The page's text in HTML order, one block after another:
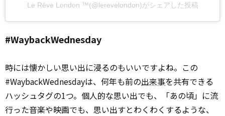
Le Rêve London ™(@lerevelondon)がシェアした投稿
#WaybackWednesday
時には懐かしい思い出に浸るのもいいですよね。この
#WaybackWednesdayは、何年も前の出来事を共有できる
ハッシュタグの1つ。個人的な思い出でも、「あの頃」に流
行った音楽や映画でも、思い出すとわくわくするような、